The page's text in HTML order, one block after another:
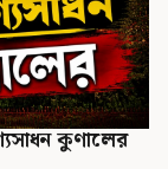
কুণালের